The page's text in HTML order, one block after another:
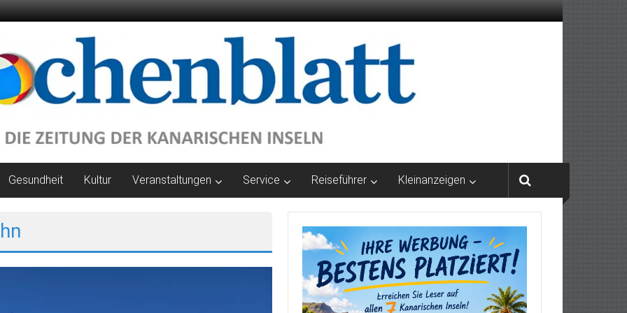
Gesundheit Kultur Veranstaltungen Service Reiseführer Kleinanzeigen